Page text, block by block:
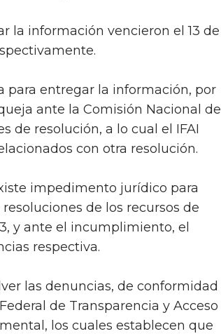
la información vencieron el 13 de
para entregar la información, por
ante la Comisión Nacional de
de resolución, a lo cual el IFAI
con otra resolución.
impedimento jurídico para
de los recursos de
y ante el incumplimiento, el
respectiva.
las denuncias, de conformidad
de Transparencia y Acceso
los cuales establecen que